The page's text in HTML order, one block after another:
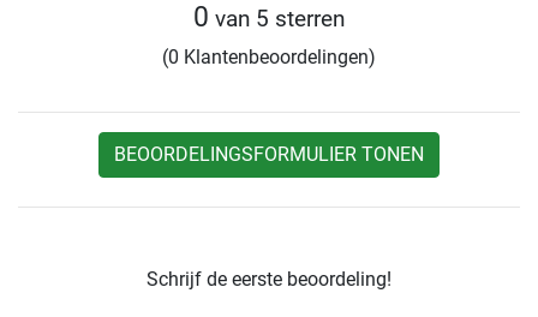
0 van 5 sterren
(0 Klantenbeoordelingen)
BEOORDELINGSFORMULIER TONEN
Schrijf de eerste beoordeling!